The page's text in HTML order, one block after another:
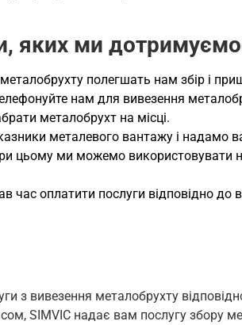
яких ми
полегшать нам збір і
нам для вивезення
металобрухт на місці.
металевого вантажу і надамо
цьому ми можемо використовувати
оплатити послуги відповідно до
з вивезення металобрухту
SIMVIC надає вам послугу збору